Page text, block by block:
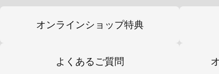
オンラインショップ特典
よくあるご質問